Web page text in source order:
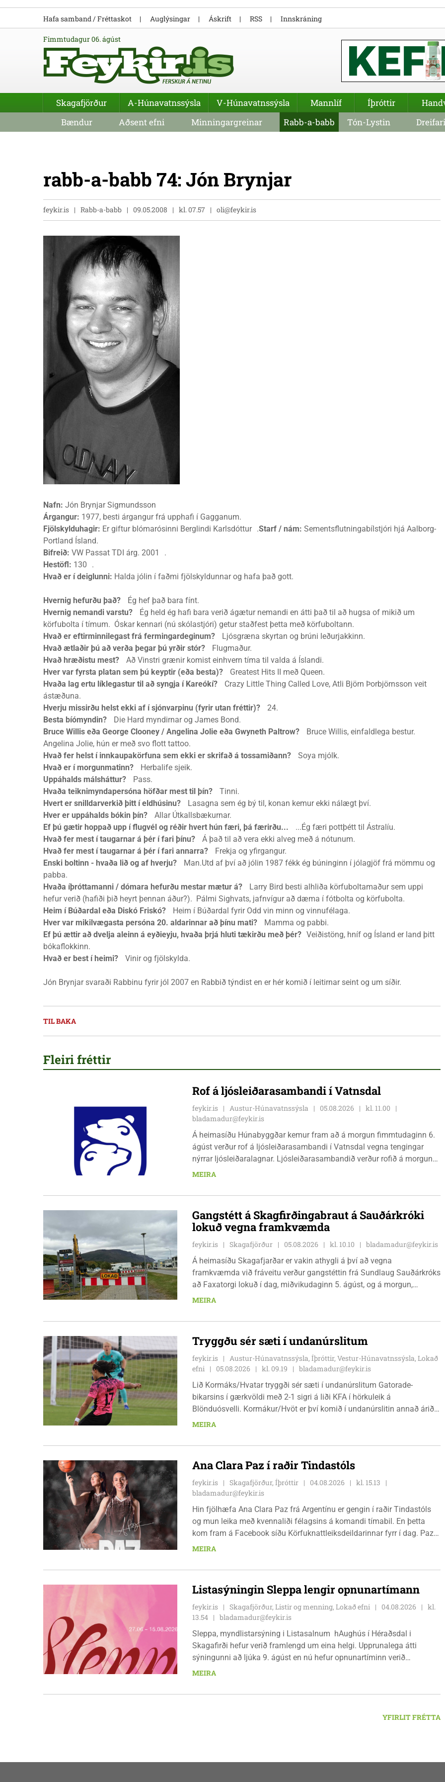
fimmtudagur 06. ágúst
rabb-a-babb 74: Jón Brynjar
feykir.is Rabb-a-babb 09.05.2008 kl. 07.57 oli@feykir.is
Nafn: Jón Brynjar Sigmundsson
Árgangur: 1977, besti árgangur frá upphafi í Gagganum.
Fjölskylduhagir: Er giftur blómarósinni Berglindi Karlsdóttur .Starf / nám: Sementsflutningabílstjóri hjá Aalborg-
Portland Ísland.
Bifreið: VW Passat TDI árg. 2001 .
Hestöfl: 130 .
Hvað er í deiglunni: Halda jólin í faðmi fjölskyldunnar og hafa það gott.
Hvernig hefurðu það? Ég hef það bara fínt.
Hvernig nemandi varstu? Ég held ég hafi bara verið ágætur nemandi en átti það til að hugsa of mikið um
körfubolta í tímum. Óskar kennari (nú skólastjóri) getur staðfest þetta með körfuboltann.
Hvað er eftirminnilegast frá fermingardeginum?
Ljósgræna skyrtan og brúni leðurjakkinn.
Hvað ætlaðir þú að verða þegar þú yrðir stór?
Flugmaður.
Hvað hræðistu mest? Að Vinstri grænir komist einhvern tíma til valda á Íslandi.
Hver var fyrsta platan sem þú keyptir (eða besta)?
Greatest Hits II með Queen.
Hvaða lag ertu líklegastur til að syngja í Kareókí? Crazy Little Thing Called Love, Atli Björn Þorbjörnsson veit
ástæðuna.
Hverju missirðu helst ekki af í sjónvarpinu (fyrir utan fréttir)? 24.
Besta bíómyndin? Die Hard myndirnar og James Bond.
Bruce Willis eða George Clooney / Angelina Jolie eða Gwyneth Paltrow?
Bruce Willis, einfaldlega bestur.
Angelina Jolie, hún er með svo flott tattoo.
Hvað fer helst í innkaupakörfuna sem ekki er skrifað á tossamiðann? Soya mjólk.
Hvað er í morgunmatinn?
Herbalife sjeik.
Uppáhalds málsháttur?
Pass.
Hvaða teiknimyndapersóna höfðar mest til þín?
Tinni.
Hvert er snilldarverkið þitt í eldhúsinu? Lasagna sem ég bý til, konan kemur ekki nálægt því.
Hver er uppáhalds bókin þín? Allar Útkallsbækurnar.
Ef þú gætir hoppað upp í flugvél og réðir hvert hún færi, þá færirðu... ...Ég færi pottþétt til Ástralíu.
Hvað fer mest í taugarnar á þér í fari þínu?
Á það til að vera ekki alveg með á nótunum.
Hvað fer mest í taugarnar á þér í fari annarra? Frekja og yfirgangur.
Enski boltinn - hvaða lið og af hverju?
Man.Utd af því að jólin 1987 fékk ég búninginn í jólagjöf frá mömmu og
pabba.
Hvaða íþróttamanni / dómara hefurðu mestar mætur á?
Larry Bird besti alhliða körfuboltamaður sem uppi
hefur verið (hafiði þið heyrt þennan áður?). Pálmi Sighvats, jafnvígur að dæma í fótbolta og körfubolta.
Heim í Búðardal eða Diskó Friskó? Heim í Búðardal fyrir Odd vin minn og vinnufélaga.
Hver var mikilvægasta persóna 20. aldarinnar að þínu mati?
Mamma og pabbi.
Ef þú ættir að dvelja aleinn á eyðieyju, hvaða þrjá hluti tækirðu með þér? Veiðistöng, hníf og Ísland er land þitt
bókaflokkinn.
Hvað er best í heimi?
Vinir og fjölskylda.
Jón Brynjar svaraði Rabbinu fyrir jól 2007 en Rabbið týndist en er hér komið í leitirnar seint og um síðir.
TIL BAKA
Fleiri fréttir
Rof á ljósleiðarasambandi í Vatnsdal
feykir.is Austur-Húnavatnssýsla 05.08.2026
kl. 11.00
bladamadur@feykir.is
Á heimasíðu Húnabyggðar kemur fram að á morgun fimmtudaginn 6.
ágúst verður rof á ljósleiðarasambandi í Vatnsdal vegna tengingar
nýrrar ljósleiðaralagnar. Ljósleiðarasambandið verður rofið á morgun
fimmtudag klukkan 9:00 í vestanverðum Vatnsdal.
MEIRA
Gangstétt á Skagfirðingabraut á Sauðárkróki
lokuð vegna framkvæmda
feykir.is Skagafjörður 05.08.2026 kl. 10.10
bladamadur@feykir.is
Á heimasíðu Skagafjarðar er vakin athygli á því að vegna
framkvæmda við fráveitu verður gangstéttin frá Sundlaug Sauðárkróks
að Faxatorgi lokuð í dag, miðvikudaginn 5. ágúst, og á morgun,
fimmtudaginn 6. ágúst.
MEIRA
Tryggðu sér sæti í undanúrslitum
feykir.is
Austur-Húnavatnssýsla, Íþróttir, Vestur-Húnavatnssýsla, Lokað
efni
05.08.2026 kl. 09.19
bladamadur@feykir.is
Lið Kormáks/Hvatar tryggði sér sæti í undanúrslitum Gatorade-
bikarsins í gærkvöldi með 2-1 sigri á liði KFA í hörkuleik á
Blönduósvelli. Kormákur/Hvöt er því komið í undanúrslitin annað árið í
röð, en ásamt þeim verða Álftnesingar, Haukar og Selfyssingar í
MEIRA
Ana Clara Paz í raðir Tindastóls
feykir.is Skagafjörður, Íþróttir 04.08.2026
kl. 15.13
bladamadur@feykir.is
Hin fjölhæfa Ana Clara Paz frá Argentínu er gengin í raðir Tindastóls
og mun leika með kvennaliði félagsins á komandi tímabil. En þetta
kom fram á Facebook síðu Körfuknattleiksdeildarinnar fyrr í dag. Paz
þekkir íslenska körfuboltann vel og kemur með mikilvæga reynslu inn í
MEIRA
Listasýningin Sleppa lengir opnunartímann
feykir.is Skagafjörður, Listir og menning, Lokað efni 04.08.2026
kl.
13.54
bladamadur@feykir.is
Sleppa, myndlistarsýning i Listasalnum hAughús í Héraðsdal i
Skagafirði hefur verið framlengd um eina helgi. Upprunalega átti
sýningunni að ljúka 9. ágúst en nú hefur opnunartíminn verið
framlengdur til 15. ágúst. Opið er á föstudögum og um helgar frá
MEIRA
YFIRLIT FRÉTTA
Hafa samband / Fréttaskot Auglýsingar Áskrift RSS Innskráning
Skagafjörður A-Húnavatnssýsla V-Húnavatnssýsla Mannlíf Íþróttir
Bændur
Aðsent efni Minningargreinar Rabb-a-babb Tón-Lystin